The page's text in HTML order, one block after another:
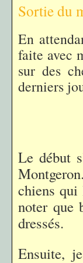
Sortie du
En
faite avec
sur des
derniers
Le début
chiens qui
noter que
dressés.
Ensuite,